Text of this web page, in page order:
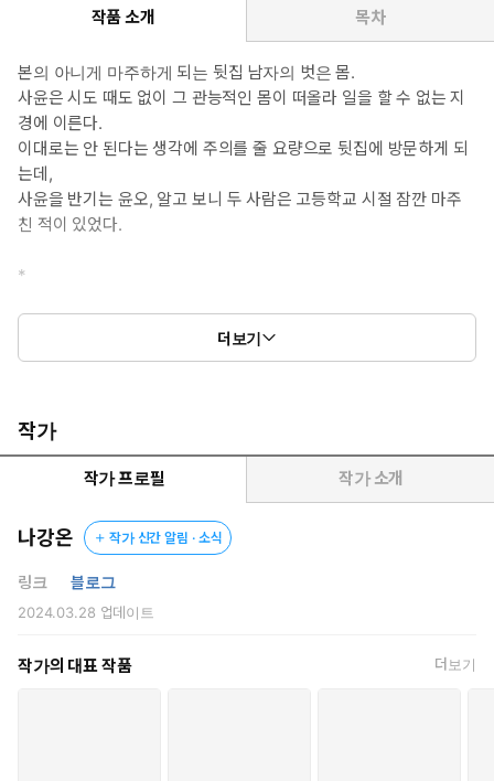
“나, 처음, 이라서, 어떻게 하는지 잘…….”
작품 소개 목차
본의 아니게 마주하게 되는 뒷집 남자의 벗은 몸.
사윤은 시도 때도 없이 그 관능적인 몸이 떠올라 일을 할 수 없는 지
경에 이른다.
이대로는 안 된다는 생각에 주의를 줄 요량으로 뒷집에 방문하게 되
는데,
사윤을 반기는 윤오, 알고 보니 두 사람은 고등학교 시절 잠깐 마주
친 적이 있었다.
*
“아무튼 내 잘못은 맞으니까. 어, 어떻게 책, 임지면 될까? 뭔가, 보상
그 자체였다. 흐트러진 시야 사이로 이윤오의 옷 안쪽이 뚜렷하게
떠올랐다.
활짝 열린 창문 너머로 비치던, 윤곽의 정체가.
“뭐든지?”
“뭐든지.”
“그럼 나랑 잘래?”
있는지 알고 있었다. 이제 그 정교한 만듦새뿐만 아니라, 그 표피의
질감을 느끼고 싶었다.
더보기
작가
작가 프로필 작가 소개
나강온 작가 신간 알림 · 소식
링크 블로그
2024.03.28 업데이트
작가의 대표 작품 더보기